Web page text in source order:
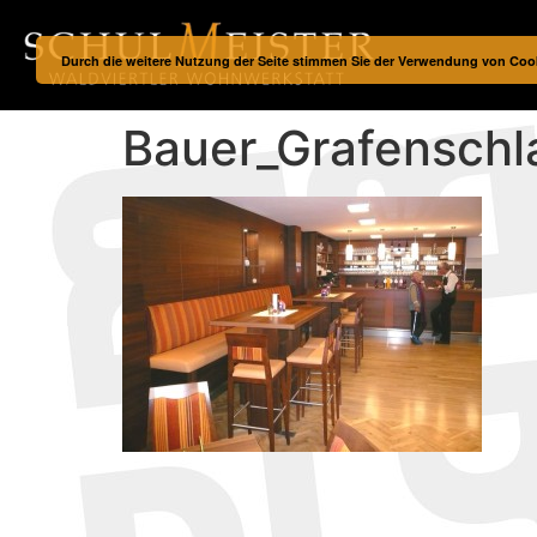
Durch die weitere Nutzung der Seite stimmen Sie der Verwendung von